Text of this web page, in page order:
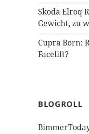
Skoda Elroq
Gewicht, zu
Cupra Born:
Facelift?
BLOGROLL